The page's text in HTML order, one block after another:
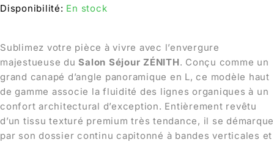
Disponibilité: En stock
Sublimez votre pièce à vivre avec l’envergure
majestueuse duSalon Séjour ZÉNITH. Conçu comme un
grand canapé d’angle panoramique en L, ce modèle haut
de gamme associe la fluidité des lignes organiques à un
confort architectural d’exception. Entièrement revêtu
d’un tissu texturé premium très tendance, il se démarque
par son dossier continu capitonné à bandes verticales et